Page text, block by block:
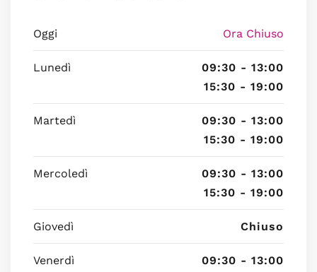
Oggi Ora Chiuso
Lunedì
09:30 - 13:00
15:30 - 19:00
Martedì
09:30 - 13:00
15:30 - 19:00
Mercoledì
09:30 - 13:00
15:30 - 19:00
Giovedì Chiuso
Venerdì
09:30 - 13:00